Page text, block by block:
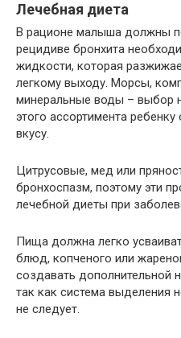
Лечебная диета
В рационе малыша должны
рецидиве бронхита
жидкости, которая
легкому выходу. Морсы,
минеральные воды – выбор
этого ассортимента
вкусу.
Цитрусовые, мед или
бронхоспазм, поэтому эти
лечебной диеты при
Пища должна легко
блюд, копченого или
создавать дополнительной
так как система выделения
не следует.